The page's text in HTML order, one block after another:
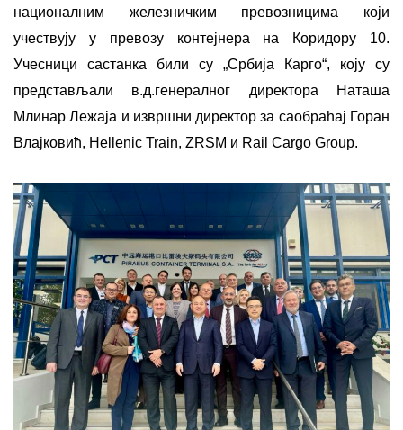
националним железничким превозницима који
учествују у превозу контејнера на Коридору 10.
Учесници састанка били су „Србија Карго“, коју су
представљали в.д.генералног директора Наташа
Млинар Лежаја и извршни директор за саобраћај Горан
Влајковић, Hellenic Train, ZRSM и Rail Cargo Group.